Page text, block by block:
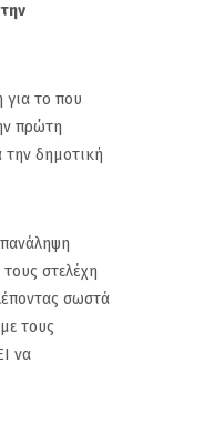
για το που
πρώτη
δημοτική
τους στελέχη
σωστά
τους
να